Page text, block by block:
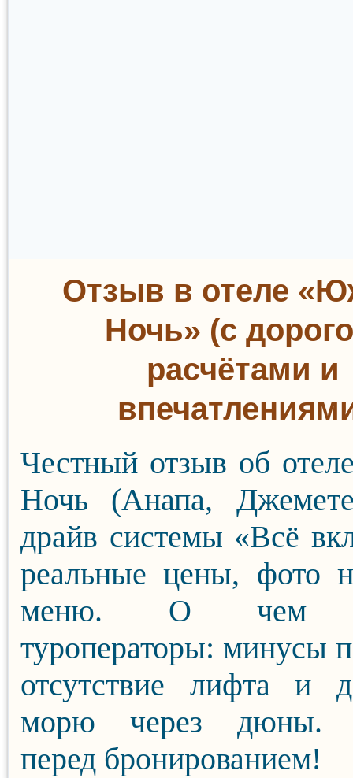
Отзыв в отеле
Ночь» (с
расчётами и
Честный отзыв об
Ночь (Анапа,
драйв системы «Всё
реальные цены, фото
меню. О чем
туроператоры: минусы
отсутствие лифта и
морю через дюны.
перед бронированием!